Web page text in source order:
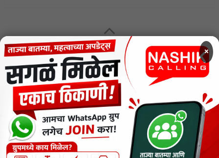
MENU
CODE OF ETHICS FOR DIGITAL NEWS WEBSITES
Contact Us
Privacy Policy
Short News
×